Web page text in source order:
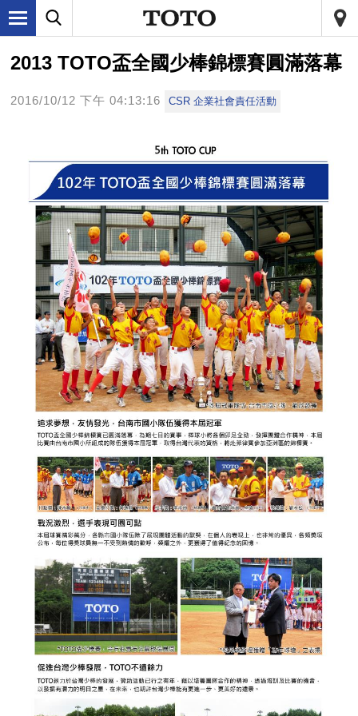
2013 TOTO盃全國少棒錦標賽圓滿落幕
2016/10/12 下午 04:13:16 CSR 企業社會責任活動